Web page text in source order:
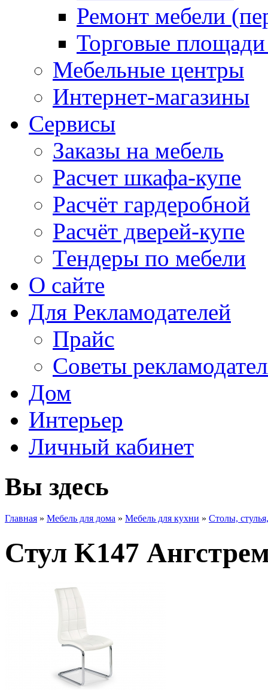
Ремонт мебели
Торговые
Мебельные центры
Интернет-магазины
Сервисы
Заказы на мебель
Расчет шкафа-купе
Расчёт гардеробной
Расчёт дверей-купе
Тендеры по мебели
О сайте
Для Рекламодателей
Прайс
Советы
Дом
Интерьер
Личный кабинет
Вы здесь
Главная » Мебель для дома » Мебель для кухни » Столы,
Стул K147